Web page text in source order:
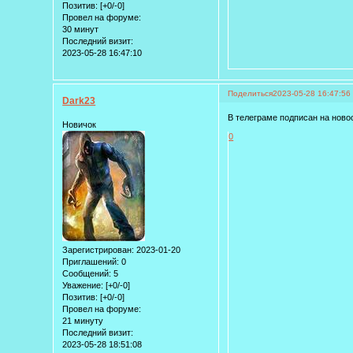
Позитив: [+0/-0]
Провел на форуме:
30 минут
Последний визит:
2023-05-28 16:47:10
Поделиться2023-05-28 16:47:56
Dark23
Новичок
Зарегистрирован: 2023-01-20
Приглашений: 0
Сообщений: 5
Уважение: [+0/-0]
Позитив: [+0/-0]
Провел на форуме:
21 минуту
Последний визит:
2023-05-28 18:51:08
В телеграме подписан на
0